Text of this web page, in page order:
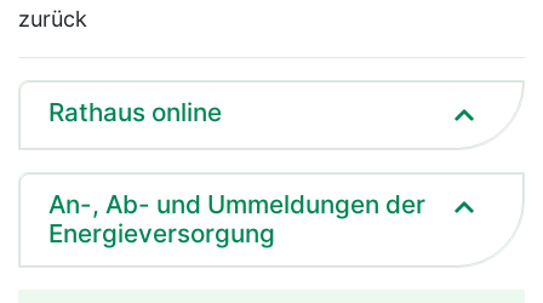
zurück
Rathaus online
An-, Ab- und Ummeldungen der
Energieversorgung